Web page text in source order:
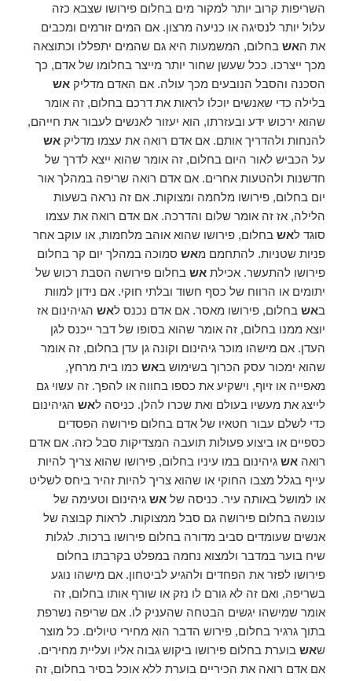
השריפות קרוב יותר למקור מים בחלום פירושו שצבא כזה
עלול יותר לנסיגה או כניעה מרצון. אם המים זורמים ומכבים
את האש בחלום, המשמעות היא גם שהמים יתפללו וכתוצאה
מכך ייצרכו. ככל שעשן שחור יותר מייצר בחלומו של אדם, כך
הסכנה והסבל הנובעים מכך עולה. אם האדם מדליקאש
בלילה כדי שאנשים יוכלו לראות את דרכם בחלום, זה אומר
שהוא ירכוש ידע ובעזרתו, הוא יעזור לאנשים לעבור את חייהם,
להנחות ולהדריך אותם. אם אדם רואה את עצמו מדליקאש
על הכביש לאור היום בחלום, זה אומר שהוא ייצא לדרך של
חדשנות ולהטעות אחרים. אם אדם רואה שריפה במהלך אור
יום בחלום, פירושו מלחמה ומצוקות. אם זה נראה בשעות
הלילה, אז זה אומר שלום והדרכה. אם אדם רואה את עצמו
סוגד לאש בחלום, פירושו שהוא אוהב מלחמות, או עוקב אחר
פניות שטניות. להתחמם מאש סמוכה במהלך יום קר בחלום
פירושו להתעשר. אכילתאש בחלום פירושה הסבת רכוש של
יתומים או הרווח של כסף חשוד ובלתי חוקי. אם נידון למוות
באש בחלום, פירושו מאסר. אם אדם נכנס לאש הגיהינום אז
יוצא ממנו בחלום, זה אומר שהוא בסופו של דבר ייכנס לגן
העדן. אם מישהו מוכר גיהינום וקונה גן עדן בחלום, זה אומר
שהוא ימכור עסק הכרוך בשימוש באש כמו בית מרחץ,
מאפייה או זיוף, וישקיע את כספו בחווה או להפך. זה עשוי גם
לייצג את מעשיו בעולם ואת שכרו להלן. כניסה לאש הגיהינום
כדי לשלם עבור חטאיו של אדם בחלום פירושה הפסדים
כספיים או ביצוע פעולות תועבה המצדיקות סבל כזה. אם אדם
רואהאש גיהינום במו עיניו בחלום, פירושו שהוא צריך להיות
עייף בגלל מצבו החוקי או שהוא צריך להיות זהיר ביחס לשליט
או למושל באותה עיר. כניסה שלאש גיהינום וטעימה של
עונשה בחלום פירושה גם סבל ממצוקות. לראות קבוצה של
אנשים שעומדים סביב מדורה בחלום פירושו ברכות. לגלות
שיח בוער במדבר ולמצוא נחמה במפלט בקרבתו בחלום
פירושו לפזר את הפחדים ולהגיע לביטחון. אם מישהו נוגע
בשריפה, ואם זה לא גורם לו נזק או שורף אותו בחלום, זה
אומר שמישהו יגשים הבטחה שהעניק לו. אם שריפה נשרפת
בתוך גרגיר בחלום, פירוש הדבר הוא מחירי טיולים. כל מוצר
שאש בוערת בחלום פירושו ביקוש גבוה אליו ועליית מחירים.
אם אדם רואה את הכיריים בוערת ללא אוכל בסיר בחלום, זה